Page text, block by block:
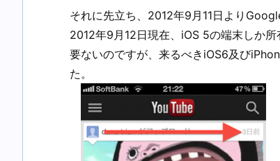
それに先立ち、2012年9月11日より
2012年9月12日現在、iOS 5の端末しか
要ないのですが、来るべきiOS6及び
た。